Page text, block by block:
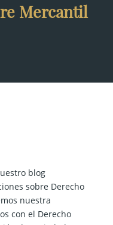
Mercantil
blog
sobre Derecho
nuestra
con el Derecho